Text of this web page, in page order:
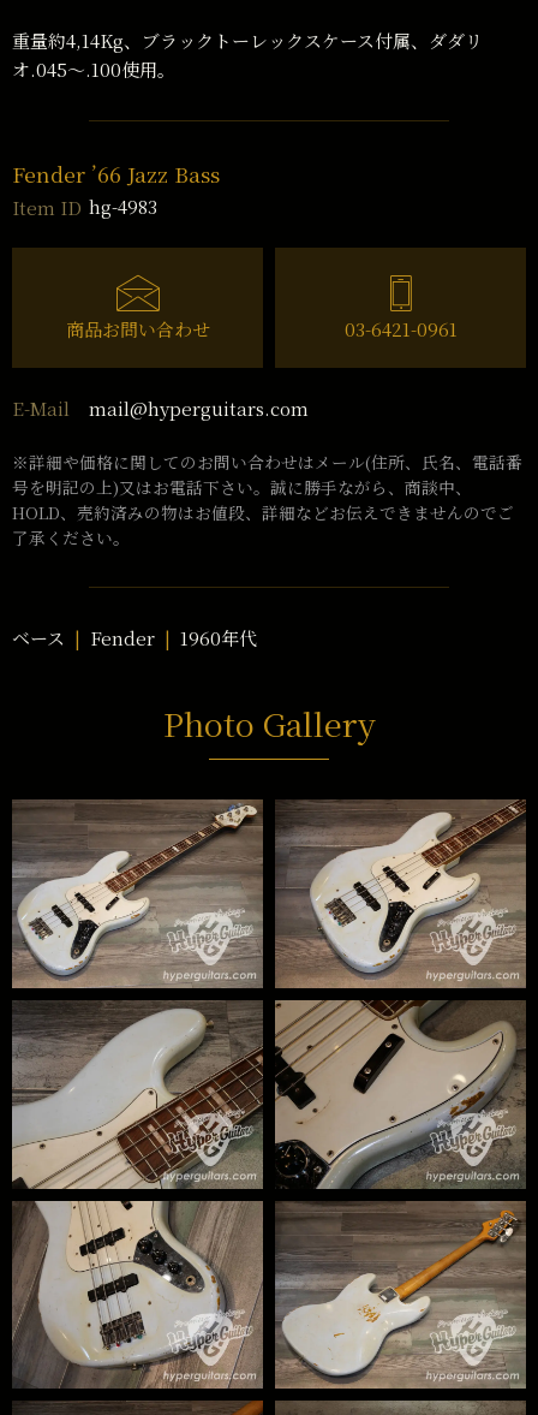
重量約4,14Kg、ブラックトーレックスケース付属、ダダリ
オ.045〜.100使用。
Fender ’66 Jazz Bass
Item ID hg-4983
商品お問い合わせ 03-6421-0961
E-Mail mail@hyperguitars.com
※詳細や価格に関してのお問い合わせはメール(住所、氏名、電話番
号を明記の上)又はお電話下さい。誠に勝手ながら、商談中、
HOLD、売約済みの物はお値段、詳細などお伝えできませんのでご
了承ください。
ベース Fender 1960年代
Photo Gallery